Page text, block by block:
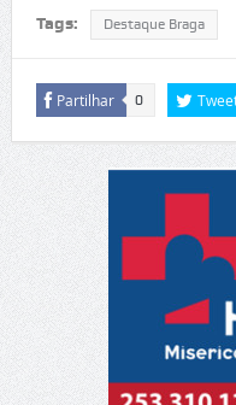
Tags: Destaque Braga
Partilhar 0